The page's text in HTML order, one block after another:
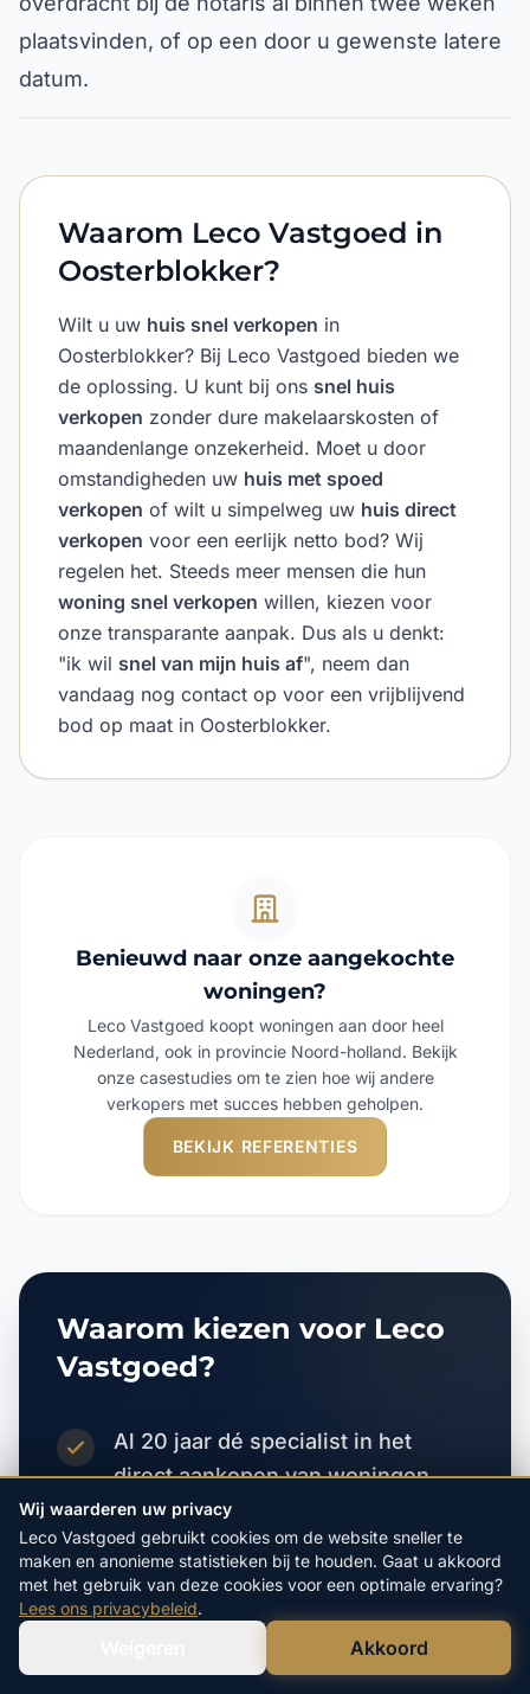
plaatsvinden, of op een door u gewenste latere
datum.
Waarom Leco Vastgoed in
Oosterblokker?
Wilt u uw huis snel verkopen in
Oosterblokker? Bij Leco Vastgoed bieden we
de oplossing. U kunt bij ons snel huis
verkopen zonder dure makelaarskosten of
maandenlange onzekerheid. Moet u door
omstandigheden uw huis met spoed
verkopen of wilt u simpelweg uw huis direct
verkopen voor een eerlijk netto bod? Wij
regelen het. Steeds meer mensen die hun
woning snel verkopen willen, kiezen voor
onze transparante aanpak. Dus als u denkt:
"ik wil snel van mijn huis af", neem dan
vandaag nog contact op voor een vrijblijvend
bod op maat in Oosterblokker.
Benieuwd naar onze aangekochte
woningen?
Leco Vastgoed koopt woningen aan door heel
Nederland, ook in provincie Noord-holland. Bekijk
onze casestudies om te zien hoe wij andere
verkopers met succes hebben geholpen.
BEKIJK REFERENTIES
Waarom kiezen voor Leco
Vastgoed?
Al 20 jaar dé specialist in het
direct aankopen van woningen
Alle kosten zijn voor onze
rekening, u betaalt helemaal niets
Gratis en vrijblijvende
onderhandelingen en bodBel Ons Direct
Wij waarderen uw privacy
Leco Vastgoed gebruikt cookies om de website sneller te
maken en anonieme statistieken bij te houden. Gaat u akkoord
met het gebruik van deze cookies voor een optimale ervaring?
Lees ons privacybeleid.
Akkoord